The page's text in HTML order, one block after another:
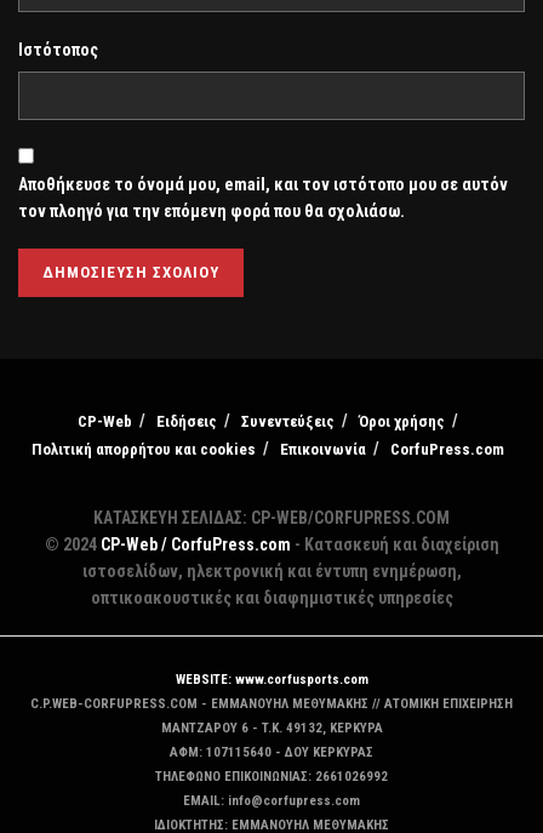
Ιστότοπος
Αποθήκευσε το όνομά μου, email, και τον ιστότοπο μου σε αυτόν
τον πλοηγό για την επόμενη φορά που θα σχολιάσω.
CP-Web Ειδήσεις Συνεντεύξεις
Όροι χρήσης
Πολιτική απορρήτου και cookies
Επικοινωνία CorfuPress.com
ΚΑΤΑΣΚΕΥΗ ΣΕΛΙΔΑΣ: CP-WEB/CORFUPRESS.COM
© 2024 CP-Web / CorfuPress.com - Κατασκευή και διαχείριση
ιστοσελίδων, ηλεκτρονική και έντυπη ενημέρωση,
οπτικοακουστικές και διαφημιστικές υπηρεσίες
WEBSITE: www.corfusports.com
C.P.WEB-CORFUPRESS.COM - ΕΜΜΑΝΟΥΗΛ ΜΕΘΥΜΑΚΗΣ // ΑΤΟΜΙΚΗ ΕΠΙΧΕΙΡΗΣΗ
MANTZAΡΟΥ 6 - T.K. 49132, ΚΕΡΚΥΡΑ
ΑΦΜ: 107115640 - ΔΟΥ ΚΕΡΚΥΡΑΣ
ΤΗΛΕΦΩΝΟ ΕΠΙΚΟΙΝΩΝΙΑΣ: 2661026992
EMAIL: info@corfupress.com
ΙΔΙΟΚΤΗΤΗΣ: EMMANOYΗΛ ΜΕΘΥΜΑΚΗΣ